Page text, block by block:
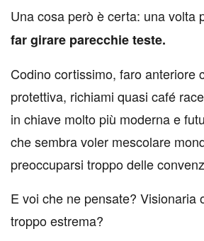
Una cosa però è certa: una volta
far girare parecchie teste.
Codino cortissimo, faro anteriore
protettiva, richiami quasi café
in chiave molto più moderna e
che sembra voler mescolare
preoccuparsi troppo delle
E voi che ne pensate? Visionaria
troppo estrema?